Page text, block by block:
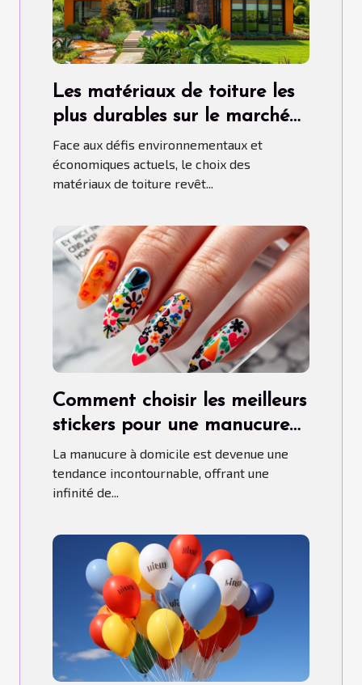
Les matériaux de toiture les
plus durables sur le marché
aujourd'hui
Face aux défis environnementaux et
économiques actuels, le choix des
matériaux de toiture revêt...
Comment choisir les meilleurs
stickers pour une manucure
maison parfaite
La manucure à domicile est devenue une
tendance incontournable, offrant une
infinité de...